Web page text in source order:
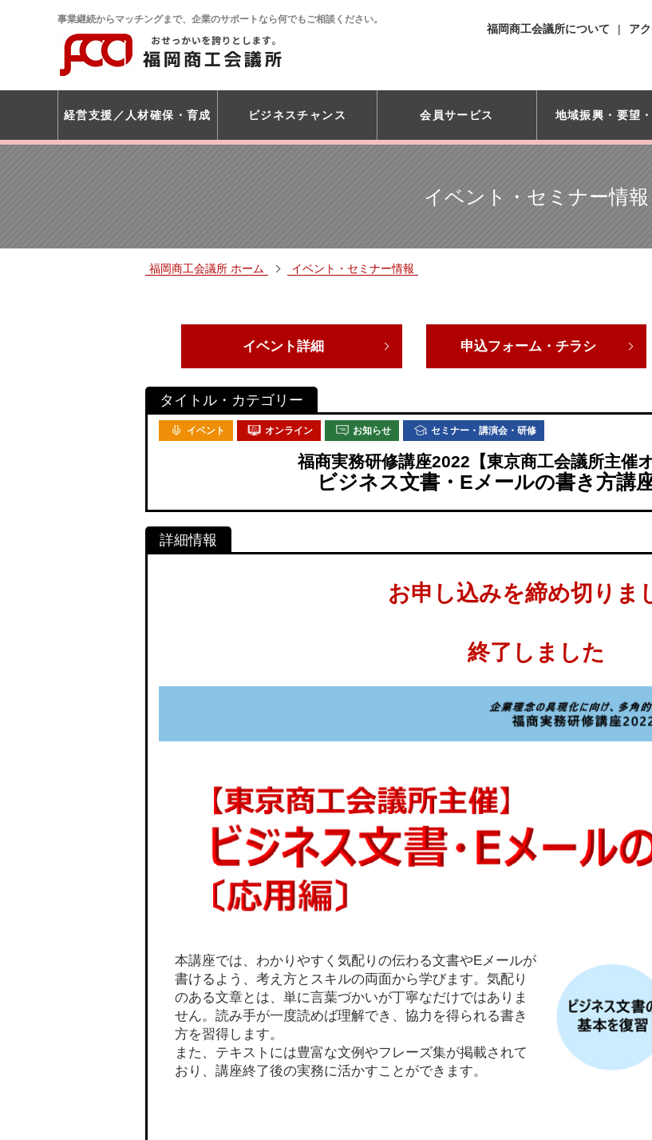
事業継続からマッチングまで、企業のサポートなら何でもご相談ください。
福岡商工会議所について ア
経営支援 人材確保・育成 ビジネスチャンス 会員サービス 地域振興・ 要望
イベント・セミナー情報
福岡商工会議所 ホーム イベント・セミナー情報
イベント詳細 申込フォーム・チラシ
イベント オンライン お知らせ セミナー・講演会・研修
福商実務研修講座2022【東京商工会議所主催
ビジネス文書・Eメールの書き方講
お申し込みを締め切りま
終了しました
本講座では、わかりやすく気配りの伝わる文書やEメールが
書けるよう、考え方とスキルの両面から学びます。気配り
のある文章とは、単に言葉づかいが丁寧なだけではありま
せん。読み手が一度読めば理解でき、協力を得られる書き
方を習得します。
また、テキストには豊富な文例やフレーズ集が掲載されて
おり、講座終了後の実務に活かすことができます。